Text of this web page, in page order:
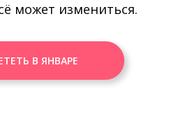
может измениться.
В ЯНВАРЕ